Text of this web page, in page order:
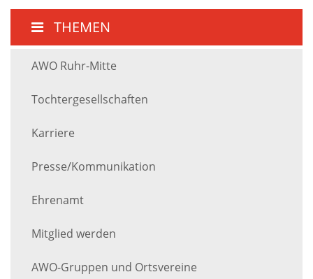
THEMEN
AWO Ruhr-Mitte
Tochtergesellschaften
Karriere
Presse/Kommunikation
Ehrenamt
Mitglied werden
AWO-Gruppen und Ortsvereine